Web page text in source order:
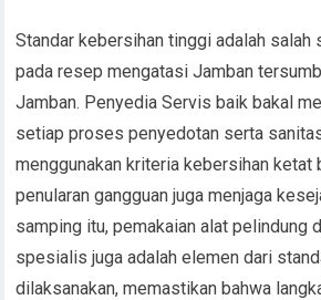
Standar kebersihan tinggi adalah salah
pada resep mengatasi Jamban
Jamban. Penyedia Servis baik bakal
setiap proses penyedotan serta
menggunakan kriteria kebersihan ketat
penularan gangguan juga menjaga
samping itu, pemakaian alat pelindung
spesialis juga adalah elemen dari
dilaksanakan, memastikan bahwa